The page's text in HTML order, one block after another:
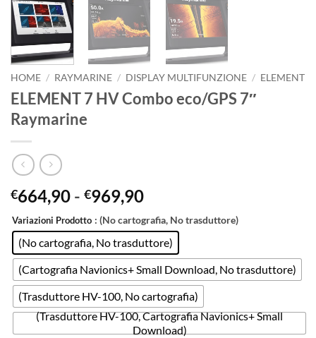
HOME / RAYMARINE / DISPLAY MULTIFUNZIONE / ELEMENT
ELEMENT 7 HV Combo eco/GPS 7″
Raymarine
€664,90 - €969,90Fascia
di
prezzo:
da
€664,90
a
€969,90
Variazioni Prodotto : (No cartografia, No trasduttore)
(No cartografia, No trasduttore)
(Cartografia Navionics+ Small Download, No trasduttore)
(Trasduttore HV-100, No cartografia)
(Trasduttore HV-100, Cartografia Navionics+ Small
Download)